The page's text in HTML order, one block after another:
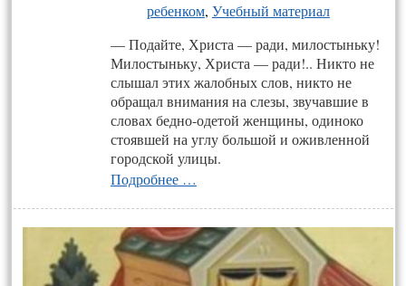
ребенком, Учебный материал
— Подайте, Христа — ради, милостыньку!
Милостыньку, Христа — ради!.. Никто не
слышал этих жалобных слов, никто не
обращал внимания на слезы, звучавшие в
словах бедно-одетой женщины, одиноко
стоявшей на углу большой и оживленной
городской улицы.
Подробнее …